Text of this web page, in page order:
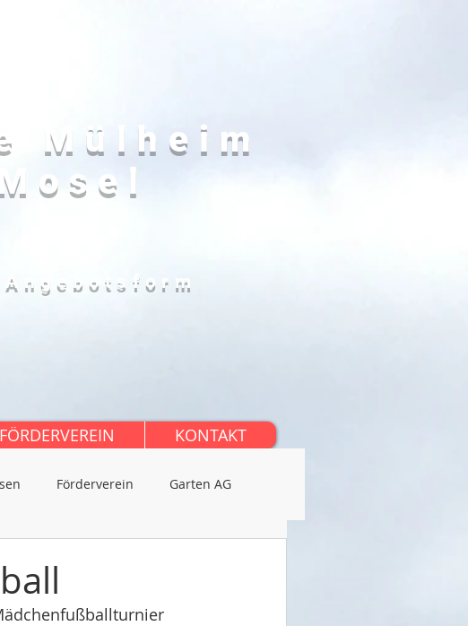
Mülheim
FÖRDERVEREIN KONTAKT
Förderverein Garten AG